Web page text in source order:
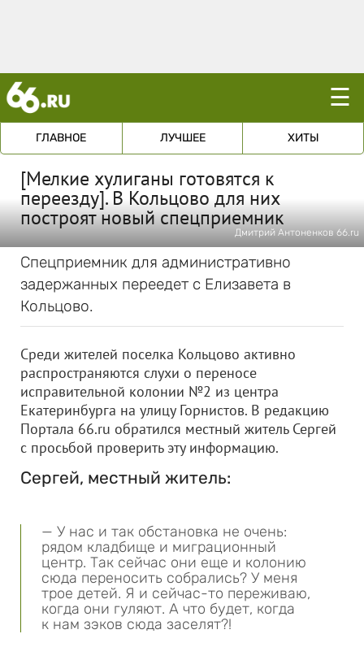
☰
ГЛАВНОЕ ЛУЧШЕЕ ХИТЫ
[Мелкие хулиганы готовятся к
переезду]. В Кольцово для них
построят новый спецприемник
Дмитрий Антоненков 66.ru
Спецприемник для административно
задержанных переедет с Елизавета в
Кольцово.
Среди жителей поселка Кольцово активно
распространяются слухи о переносе
исправительной колонии №2 из центра
Екатеринбурга на улицу Горнистов. В редакцию
Портала 66.ru обратился местный житель Сергей
с просьбой проверить эту информацию.
Сергей, местный житель:
— У нас и так обстановка не очень:
рядом кладбище и миграционный
центр. Так сейчас они еще и колонию
сюда переносить собрались? У меня
трое детей. Я и сейчас-то переживаю,
когда они гуляют. А что будет, когда
к нам зэков сюда заселят?!